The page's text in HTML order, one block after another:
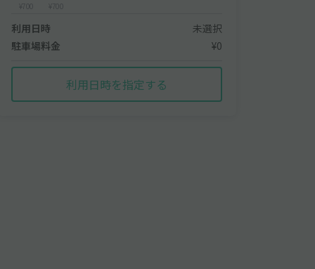
¥700 ¥700
利用日時
未選択
駐車場料金
¥0
利用日時を指定する